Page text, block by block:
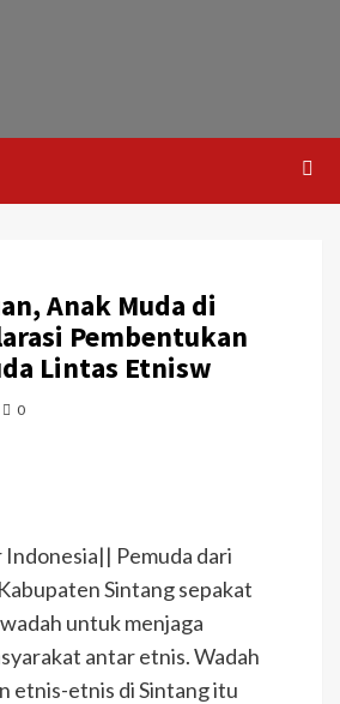
Anak Muda di
Pembentukan
Lintas Etnisw
0
Pemuda dari
Sintang sepakat
untuk menjaga
antar etnis. Wadah
etnis-etnis di Sintang itu